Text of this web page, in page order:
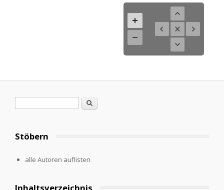
Search
Stöbern
alle Autoren auflisten
Inhaltsverzeichnis